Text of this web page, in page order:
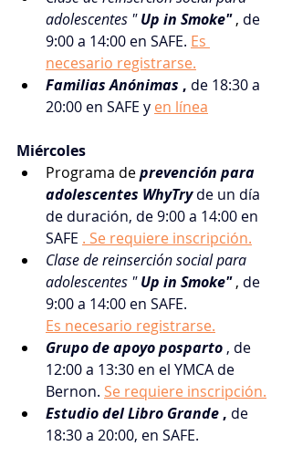
adolescentes " Up in Smoke" , de
9:00 a 14:00 en SAFE. Es
necesario registrarse.
Familias Anónimas , de 18:30 a
20:00 en SAFE y en línea
Miércoles
Programa de prevención para
adolescentes WhyTry de un día
de duración, de 9:00 a 14:00 en
SAFE . Se requiere inscripción.
Clase de reinserción social para
adolescentes " Up in Smoke" , de
9:00 a 14:00 en SAFE.
Es necesario registrarse.
Grupo de apoyo posparto , de
12:00 a 13:30 en el YMCA de
Bernon. Se requiere inscripción.
Estudio del Libro Grande , de
18:30 a 20:00, en SAFE.